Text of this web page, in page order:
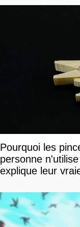
Pourquoi les
personne
explique leur